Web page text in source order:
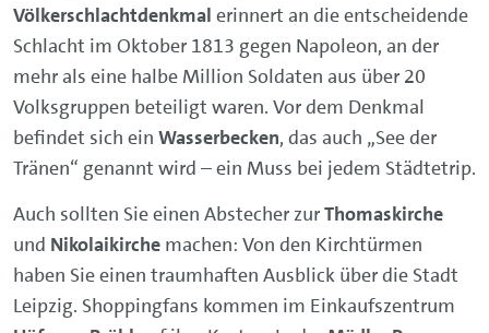
Völkerschlachtdenkmal erinnert an die entscheidende
Schlacht im Oktober 1813 gegen Napoleon, an der
mehr als eine halbe Million Soldaten aus über 20
Volksgruppen beteiligt waren. Vor dem Denkmal
befindet sich ein Wasserbecken, das auch „See der
Tränen“ genannt wird – ein Muss bei jedem Städtetrip.
Auch sollten Sie einen Abstecher zurThomaskirche
und Nikolaikirche machen: Von den Kirchtürmen
haben Sie einen traumhaften Ausblick über die Stadt
Leipzig. Shoppingfans kommen im Einkaufszentrum